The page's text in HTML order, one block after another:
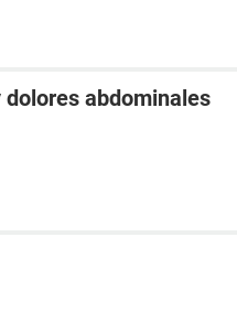
abdominales